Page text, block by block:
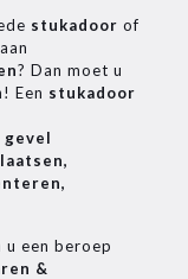
stukadoor of
? Dan moet u
Een stukadoor
u een beroep
&